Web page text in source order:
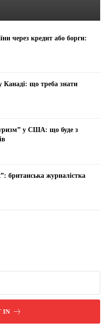
через кредит або борги:
що треба знати
у США: що буде з
британська журналістка
IN